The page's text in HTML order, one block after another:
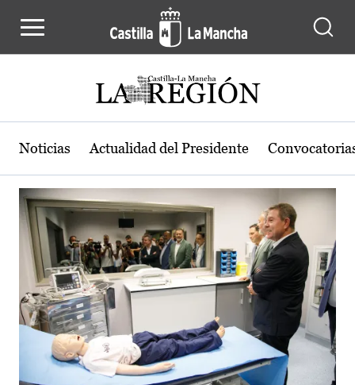
Actualidad de la región de Castilla-
Noticias Actualidad del Presidente